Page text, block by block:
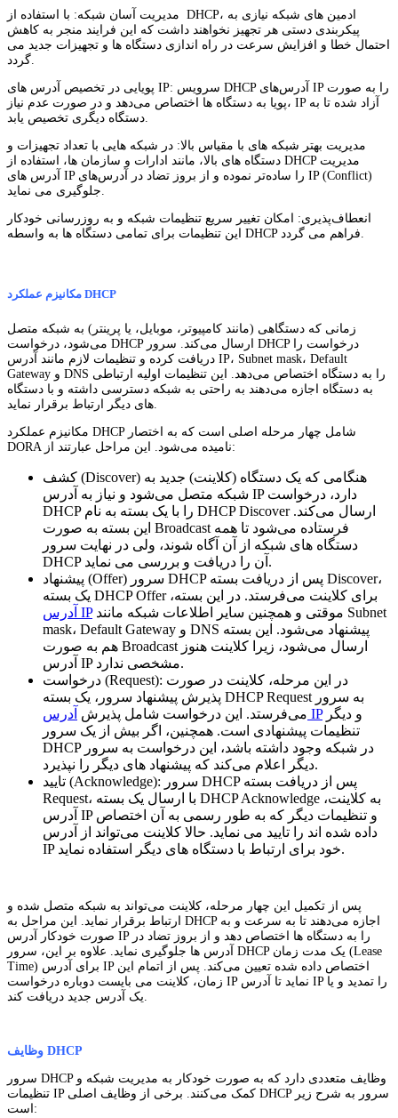
مدیریت آسان شبکه: با استفاده از DHCP، ادمین های شبکه نیازی به
پیکربندی دستی هر تجهیز نخواهند داشت که این فرایند منجر به کاهش
احتمال خطا و افزایش سرعت در راه ‌اندازی دستگاه‌ ها و تجهیزات جدید می
پویایی در تخصیص آدرس‌ های IP: سرویس DHCP آدرس‌های IP را به صورت
پویا به دستگاه ‌ها اختصاص می‌دهد و در صورت عدم نیاز، IP آزاد شده تا به
مدیریت بهتر شبکه ‌های با مقیاس بالا: در شبکه ‌هایی با تعداد تجهیزات و
دستگاه های بالا، مانند ادارات و سازمان ها، استفاده از DHCP مدیریت
آدرس‌ های IP را ساده‌تر نموده و از بروز تضاد در آدرس‌های IP (Conflict)
انعطاف‌پذیری: امکان تغییر سریع تنظیمات شبکه و به ‌روزرسانی خودکار
مکانیزم عملکرد DHCP
زمانی که دستگاهی (مانند کامپیوتر، موبایل، یا پرینتر) به شبکه متصل
می‌شود، درخواست DHCP ارسال می‌کند. سرور DHCP درخواست را
دریافت کرده و تنظیمات لازم مانند آدرس IP، Subnet mask، Default
Gateway و DNS را به دستگاه اختصاص می‌دهد. این تنظیمات اولیه ارتباطی
به دستگاه اجازه می‌دهند به راحتی به شبکه دسترسی داشته و با دستگاه
‌های دیگر ارتباط برقرار نماید.
مکانیزم عملکرد DHCP شامل چهار مرحله اصلی است که به اختصار
DORA نامیده می‌شود. این مراحل عبارتند از:
کشف (Discover) هنگامی که یک دستگاه (کلاینت) جدید به
شبکه متصل می‌شود و نیاز به آدرس IP دارد، درخواست
DHCP را با یک بسته به نام DHCP Discover ارسال می‌کند.
این بسته به صورت Broadcast فرستاده می‌شود تا همه
دستگاه ‌های شبکه از آن آگاه شوند، ولی در نهایت سرور
DHCP آن را دریافت و بررسی می‌ نماید.
پیشنهاد (Offer) سرور DHCP پس از دریافت بسته Discover،
یک بسته DHCP Offer برای کلاینت می‌فرستد. در این بسته،
آدرس IPموقتی و همچنین سایر اطلاعات شبکه مانند Subnet
mask، Default Gateway و DNS پیشنهاد می‌شود. این بسته
هم به صورت Broadcast ارسال می‌شود، زیرا کلاینت هنوز
آدرس IP مشخصی ندارد.
درخواست (Request): در این مرحله، کلاینت در صورت
پذیرش پیشنهاد سرور، یک بسته DHCP Request به سرور
می‌فرستد. این درخواست شامل پذیرش آدرس IPو دیگر
تنظیمات پیشنهادی است. همچنین، اگر بیش از یک سرور
DHCP در شبکه وجود داشته باشد، این درخواست به سرور
دیگر اعلام می‌کند که پیشنهاد های دیگر را نپذیرد.
تایید (Acknowledge): سرور DHCP پس از دریافت بسته
Request، با ارسال یک بسته DHCP Acknowledge به کلاینت،
آدرس IP و تنظیمات دیگر که به ‌طور رسمی به آن اختصاص
داده شده ‌اند را تایید می نماید. حالا کلاینت می‌تواند از آدرس
IP خود برای ارتباط با دستگاه‌ های دیگر استفاده نماید.
پس از تکمیل این چهار مرحله، کلاینت می‌تواند به شبکه متصل شده و
ارتباط برقرار نماید. این مراحل به DHCP اجازه می‌دهند تا به سرعت و به
صورت خودکار آدرس IP را به دستگاه ‌ها اختصاص دهد و از بروز تضاد در
آدرس‌ ها جلوگیری نماید. علاوه بر این، سرور DHCP یک مدت زمان (Lease
Time) برای آدرس IP اختصاص داده شده تعیین می‌کند. پس از اتمام این
زمان، کلاینت می بایست دوباره درخواست IP نماید تا آدرس IP را تمدید و یا
یک آدرس جدید دریافت کند.
وظایف DHCP
سرور DHCP وظایف متعددی دارد که به صورت خودکار به مدیریت شبکه و
تنظیمات IP کمک می‌کنند. برخی از وظایف اصلی DHCP سرور به شرح زیر
است: